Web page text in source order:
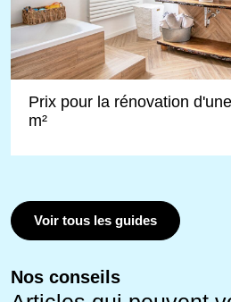
Prix pour la rénovation
m²
Voir tous les guides
Nos conseils